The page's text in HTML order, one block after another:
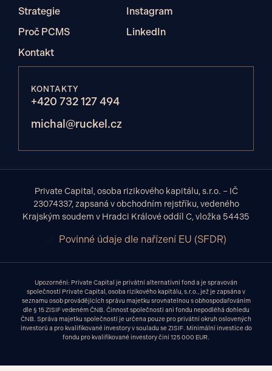
Strategie
Proč PCMS
Kontakt
Instagram
LinkedIn
KONTAKTY
+420 732 127 494
michal@ruckel.cz
Private Capital, osoba rizikového kapitálu, s.r.o. – IČ
23074337, zapsaná v obchodním rejstříku, vedeného
Krajským soudem v Hradci Králové oddíl C, vložka 54435
Povinné údaje dle nařízení EU (SFDR)
Upozornění: Private Capital je privátní alternativní fond a je spravován
společností Private Capital, osoba rizikového kapitálu, s.r.o., jež je zapsána v
seznamu osob provádějících správu majetku srovnatelnou s obhospodařováním
dle § 15 ZISIF vedeném ČNB. Činnost společnosti ani fondu nepodléhá dohledu
ČNB. Správa majetku společností je určena pouze pro privátní okruh oslovených
investorů a pro kvalifikované investory v souladu se ZISIF. Minimální investice do
fondu pro kvalifikované investory činí 125 000 EUR.